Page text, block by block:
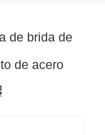
de brida de
de acero